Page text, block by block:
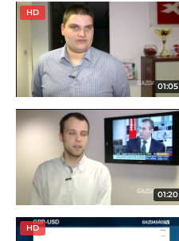
HD
01:05
01:20
HD